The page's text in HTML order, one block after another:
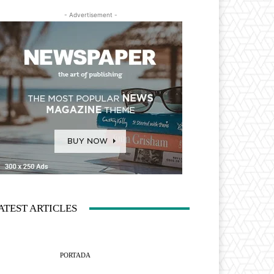
- Advertisement -
ARTICLES
PORTADA